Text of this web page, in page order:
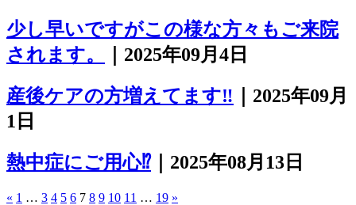
少し早いですがこの様な方々もご来院
されます。
｜2025年09月4日
産後ケアの方増えてます‼ ｜2025年09月
1日
熱中症にご用心⁉｜2025年08月13日
« 1 … 3 4 5 6 7 8 9 10 11 … 19 »